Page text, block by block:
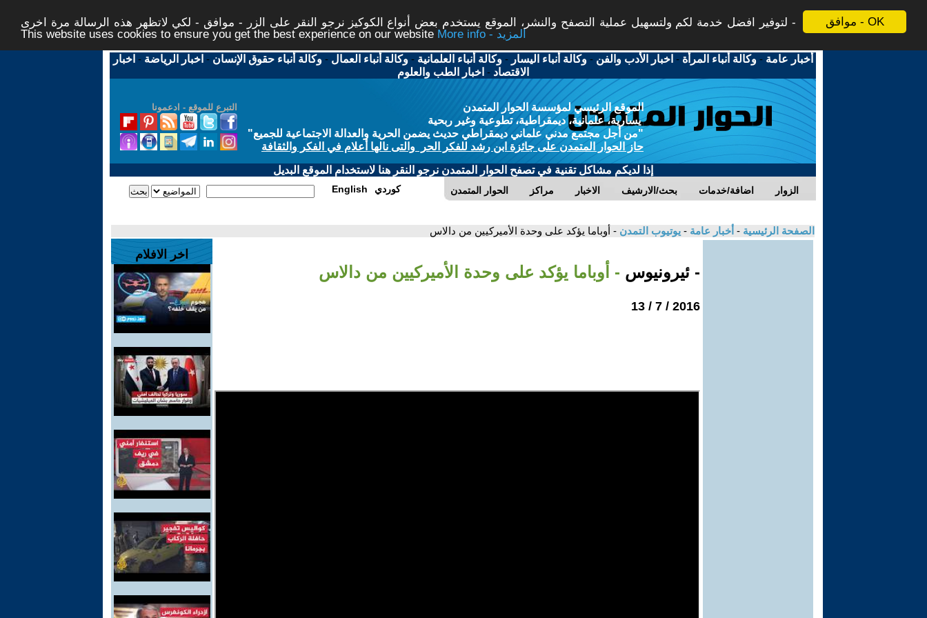
موافق - OK
لتوفير افضل خدمة لكم ولتسهيل عملية التصفح والنشر، الموقع يستخدم بعض أنواع الكوكيز نرجو النقر على الزر - موافق - لكي لاتظهر هذه الرسالة مرة اخرى -
This website uses cookies to ensure you get the best experience on our website
More info - المزيد
أخبار عامة -وكالة أنباء المرأة - اخبار الأدب والفن -وكالة أنباء اليسار -وكالة أنباء العلمانية -وكالة أنباء العمال -وكالة أنباء حقوق الإنسان - اخبار الرياضة - اخبار
الاقتصاد - اخبار الطب والعلوم
التبرع للموقع - ادعمونا
الموقع الرئيسي لمؤسسة الحوار المتمدن
يسارية، علمانية، ديمقراطية، تطوعية وغير ربحية
"من أجل مجتمع مدني علماني ديمقراطي حديث يضمن الحرية والعدالة الاجتماعية للجميع"
حاز الحوار المتمدن على جائزة ابن رشد للفكر الحر والتى نالها أعلام في الفكر والثقافة
إذا لديكم مشاكل تقنية في تصفح الحوار المتمدن نرجو النقر هنا لاستخدام الموقع البديل
الحوار المتمدن مراكز الاخبار بحث/الارشيف اضافة/خدمات الزوار English كوردي
الصفحة الرئيسية - أخبار عامة - يوتيوب التمدن - أوباما يؤكد على وحدة الأميركيين من دالاس
- ئيرونيوس - أوباما يؤكد على وحدة الأميركيين من دالاس
2016 / 7 / 13
اخر الافلام